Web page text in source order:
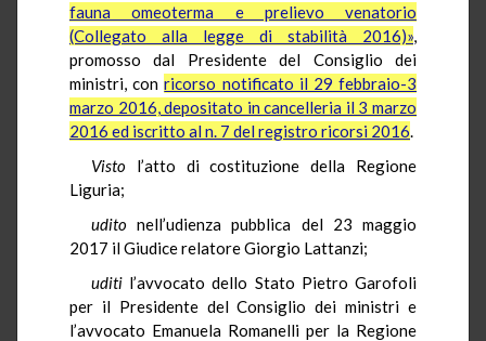
fauna omeoterma e prelievo venatorio
(Collegato alla legge di stabilità 2016)»,
promosso dal Presidente del Consiglio dei
ministri, conricorso notificato il 29 febbraio-3
marzo 2016, depositato in cancelleria il 3 marzo
2016 ed iscritto al n. 7 del registro ricorsi 2016.
Visto l’atto di costituzione della Regione
Liguria;
udito nell’udienza pubblica del 23 maggio
2017 il Giudice relatore Giorgio Lattanzi;
uditi l’avvocato dello Stato Pietro Garofoli
per il Presidente del Consiglio dei ministri e
l’avvocato Emanuela Romanelli per la Regione